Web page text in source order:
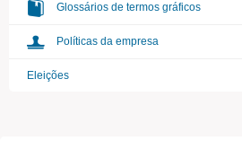
Glossários de termos gráficos
Políticas da empresa
Eleições